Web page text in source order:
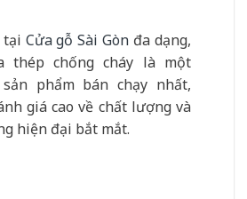
tại Cửa gỗ Sài Gòn đa dạng,
thép chống cháy là một
phẩm bán chạy nhất,
giá cao về chất lượng và
hiện đại bắt mắt.